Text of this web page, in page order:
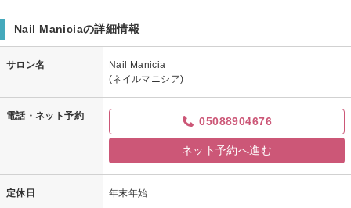
Nail Maniciaの詳細情報
サロン名
Nail Manicia
(ネイルマニシア)
電話・ネット予約 05088904676
ネット予約へ進む
定休日 年末年始